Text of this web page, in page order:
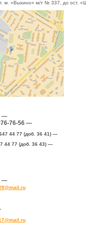
м. «Выхино» м/т № 337, до ост.
—
76-56 —
44 77 (доб. 36 41) —
44 77 (доб. 36 43) —
—